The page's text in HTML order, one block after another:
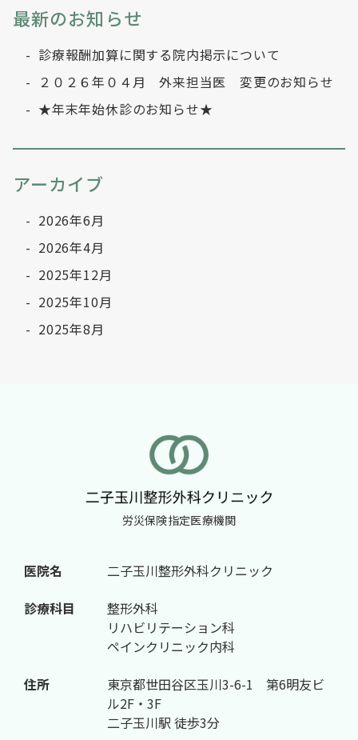
最新のお知らせ
診療報酬加算に関する院内掲示について
２０２６年０４月 外来担当医 変更のお知らせ
★年末年始休診のお知らせ★
アーカイブ
2026年6月
2026年4月
2025年12月
2025年10月
2025年8月
労災保険指定医療機関
医院名
二子玉川整形外科クリニック
診療科目
整形外科
リハビリテーション科
ペインクリニック内科
住所
東京都世田谷区玉川3-6-1 第6明友ビ
ル2F・3F
二子玉川駅 徒歩3分